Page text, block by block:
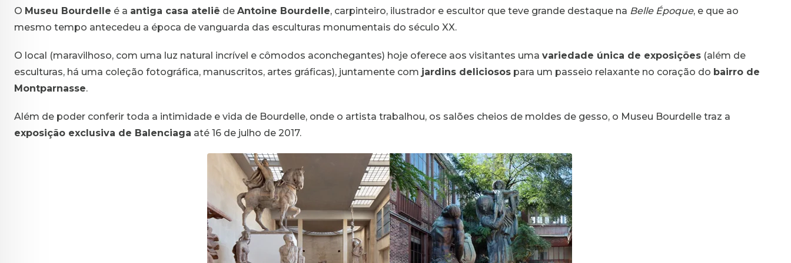
O Museu Bourdelle é a antiga casa ateliê de Antoine Bourdelle, carpinteiro, ilustrador e escultor que teve grande destaque na Belle Époque, e que ao
mesmo tempo antecedeu a época de vanguarda das esculturas monumentais do século XX.
O local (maravilhoso, com uma luz natural incrível e cômodos aconchegantes) hoje oferece aos visitantes uma variedade única de exposições (além de
esculturas, há uma coleção fotográfica, manuscritos, artes gráficas), juntamente com jardins deliciosos para um passeio relaxante no coração do bairro de
Montparnasse.
Além de poder conferir toda a intimidade e vida de Bourdelle, onde o artista trabalhou, os salões cheios de moldes de gesso, o Museu Bourdelle traz a
exposição exclusiva de Balenciaga até 16 de julho de 2017.